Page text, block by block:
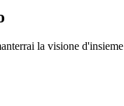
la visione